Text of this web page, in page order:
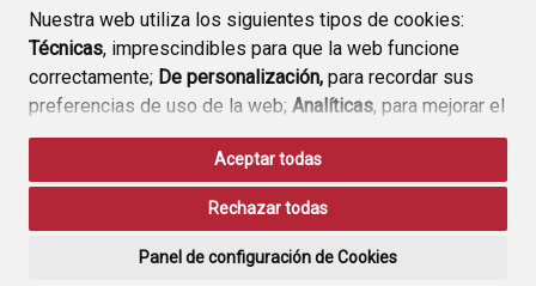
Nuestra web utiliza los siguientes tipos de cookies:
Técnicas, imprescindibles para que la web funcione
correctamente; De personalización, para recordar sus
preferencias de uso de la web; Analíticas, para mejorar el
funcionamiento de la web y sus servicios.
Si acepta pulsando el botón“Aceptar todas”
consideramos que acepta su uso. Si pulsa el botón
ninguna acción, se guardarán las cookies técnicas
Aceptar todas
Rechazar todas
Panel de configuración de Cookies